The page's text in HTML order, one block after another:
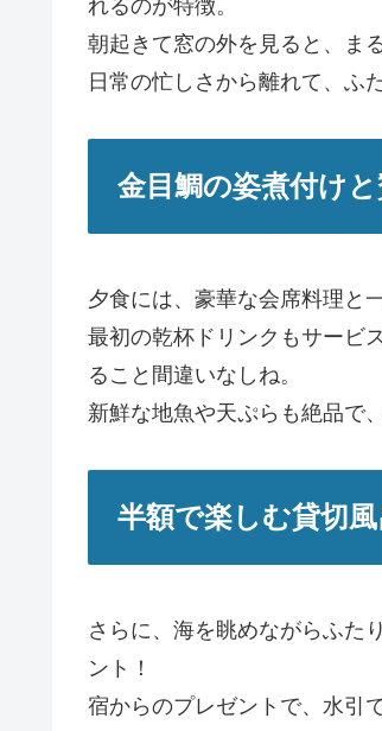
れるのが特徴。
朝起きて窓の外を見ると、ま
日常の忙しさから離れて、ふ
金目鯛の姿煮付け
夕食には、豪華な会席料理と
最初の乾杯ドリンクもサービ
ること間違いなしね。
新鮮な地魚や天ぷらも絶品で
半額で楽しむ貸切
さらに、海を眺めながらふた
ント！
宿からのプレゼントで、水引